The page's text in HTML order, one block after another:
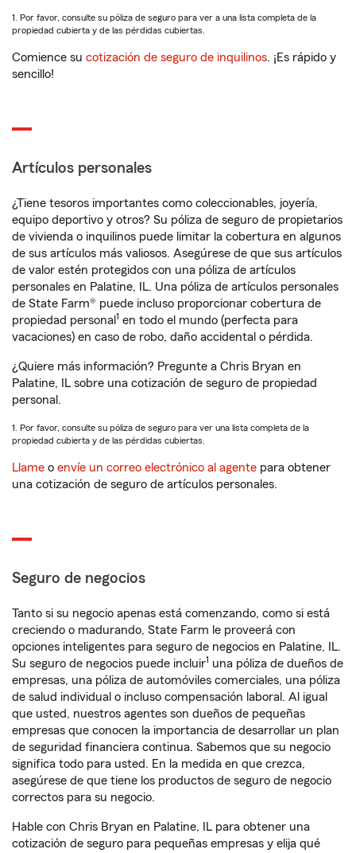
1. Por favor, consulte su póliza de seguro para ver a una lista completa de la
propiedad cubierta y de las pérdidas cubiertas.
Comience su cotización de seguro de inquilinos. ¡Es rápido y
sencillo!
Artículos personales
¿Tiene tesoros importantes como coleccionables, joyería,
equipo deportivo y otros? Su póliza de seguro de propietarios
de vivienda o inquilinos puede limitar la cobertura en algunos
de sus artículos más valiosos. Asegúrese de que sus artículos
de valor estén protegidos con una póliza de artículos
personales en Palatine, IL. Una póliza de artículos personales
de State Farm® puede incluso proporcionar cobertura de
propiedad personal 1 en todo el mundo (perfecta para
vacaciones) en caso de robo, daño accidental o pérdida.
¿Quiere más información? Pregunte a Chris Bryan en
Palatine, IL sobre una cotización de seguro de propiedad
personal.
1. Por favor, consulte su póliza de seguro para ver una lista completa de la
propiedad cubierta y de las pérdidas cubiertas.
Llame o envíe un correo electrónico al agente para obtener
una cotización de seguro de artículos personales.
Seguro de negocios
Tanto si su negocio apenas está comenzando, como si está
creciendo o madurando, State Farm le proveerá con
opciones inteligentes para seguro de negocios en Palatine, IL.
Su seguro de negocios puede incluir1 una póliza de dueños de
empresas, una póliza de automóviles comerciales, una póliza
de salud individual o incluso compensación laboral. Al igual
que usted, nuestros agentes son dueños de pequeñas
empresas que conocen la importancia de desarrollar un plan
de seguridad financiera continua. Sabemos que su negocio
significa todo para usted. En la medida en que crezca,
asegúrese de que tiene los productos de seguro de negocio
correctos para su negocio.
Hable con Chris Bryan en Palatine, IL para obtener una
cotización de seguro para pequeñas empresas y elija qué